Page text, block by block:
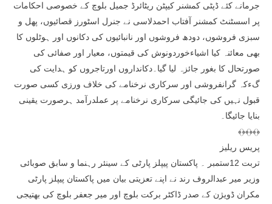
جرمانے کئے ڈپٹی کمشنر کیپٹن ریٹائرڈ جمیل بلوچ کے خصوصی احکامات
پر اسسٹنٹ کمشنر آفتاب احمدلاسی نے جنرل اسٹورز قصائیوں، پھل و
سبزی فروشوں، دودھ فروشوں اور نانبائیوں کی دکانوں اور ہوٹلوں کا
بھی معائنہ کیا اشیاءخوردونوش کی قیمتوں، معیار اور صفائی کی
صورتحال کا بغور جائزہ لیا گیا۔دکانداروں اورتاجروں کو ہدایت کی
گءکہ گرانفروشی اور سرکاری نرخنامے کی خلاف ورزی کسی صورت
قبول نہیں کی جائیگی سرکاری نرخنامے پر عملدرآمد ہرصورت یقینی
بنایا جائیگا۔
﴾﴿﴾﴿﴾﴿
پریس ریلیز
تربت 12ستمبر ۔ پاکستان پیپلز پارٹی کے سینئر رہنما و سابق صوبائی
وزیر میر عبدالروف رند نے اپنے تعزیتی بیان میں پاکستان پیپلز پارٹی
مکران ڈویژن کے صدر ڈاکٹر برکت بلوچ اور میر جعفر بلوچ کی بھتیجی